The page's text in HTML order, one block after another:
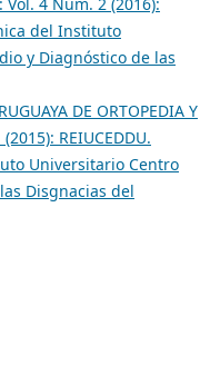
del Instituto
y Diagnóstico de las
DE ORTOPEDIA Y
REIUCEDDU.
Universitario Centro
Disgnacias del